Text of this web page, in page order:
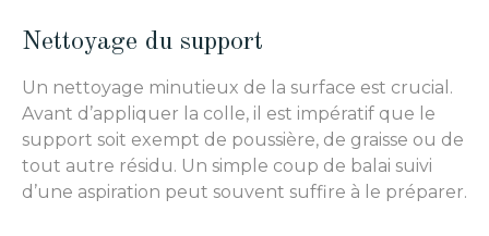
Nettoyage du support
Un nettoyage minutieux de la surface est crucial.
Avant d’appliquer la colle, il est impératif que le
support soit exempt de poussière, de graisse ou de
tout autre résidu. Un simple coup de balai suivi
d’une aspiration peut souvent suffire à le préparer.